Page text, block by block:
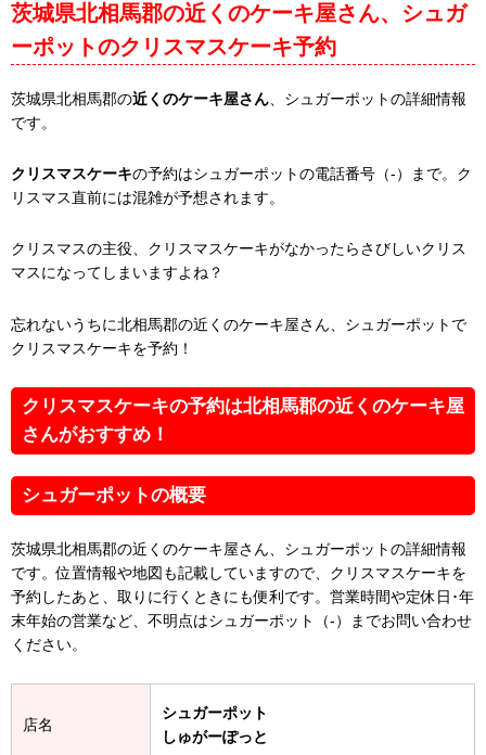
茨城県北相馬郡の近くのケーキ屋さん、シュガ
ーポットのクリスマスケーキ予約
茨城県北相馬郡の近くのケーキ屋さん 、シュガーポットの詳細情報
です。
クリスマスケーキの予約はシュガーポットの電話番号（-）まで。ク
リスマス直前には混雑が予想されます。
クリスマスの主役、クリスマスケーキがなかったらさびしいクリス
マスになってしまいますよね？
忘れないうちに北相馬郡の近くのケーキ屋さん、シュガーポットで
クリスマスケーキを予約！
クリスマスケーキの予約は北相馬郡の近くのケーキ屋
さんがおすすめ！
シュガーポットの概要
茨城県北相馬郡の近くのケーキ屋さん、シュガーポットの詳細情報
です。位置情報や地図も記載していますので、クリスマスケーキを
予約したあと、取りに行くときにも便利です。営業時間や定休日･年
末年始の営業など、不明点はシュガーポット（-）までお問い合わせ
ください。
店名
シュガーポット
しゅがーぽっと